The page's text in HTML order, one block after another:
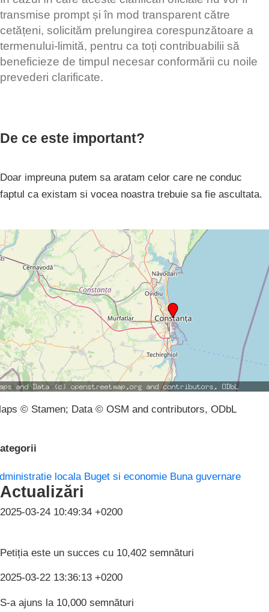
transmise prompt și în mod transparent către
cetățeni, solicităm prelungirea corespunzătoare a
termenului-limită, pentru ca toți contribuabilii să
beneficieze de timpul necesar conformării cu noile
prevederi clarificate.
De ce este important?
Doar impreuna putem sa aratam celor care ne conduc
faptul ca existam si vocea noastra trebuie sa fie ascultata.
© Stamen; Data © OSM and contributors, ODbL
locala Buget si economie Buna guvernare
Actualizări
2025-03-24 10:49:34 +0200
Petiția este un succes cu 10,402 semnături
2025-03-22 13:36:13 +0200
S-a ajuns la 10,000 semnături